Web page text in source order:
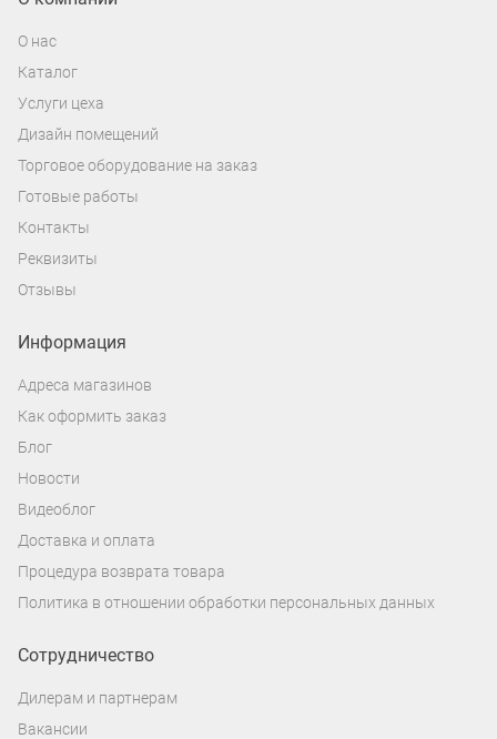
О нас
Каталог
Услуги цеха
Дизайн помещений
Торговое оборудование на заказ
Готовые работы
Контакты
Реквизиты
Отзывы
Информация
Адреса магазинов
Как оформить заказ
Блог
Новости
Видеоблог
Доставка и оплата
Процедура возврата товара
Политика в отношении обработки персональных данных
Сотрудничество
Дилерам и партнерам
Вакансии